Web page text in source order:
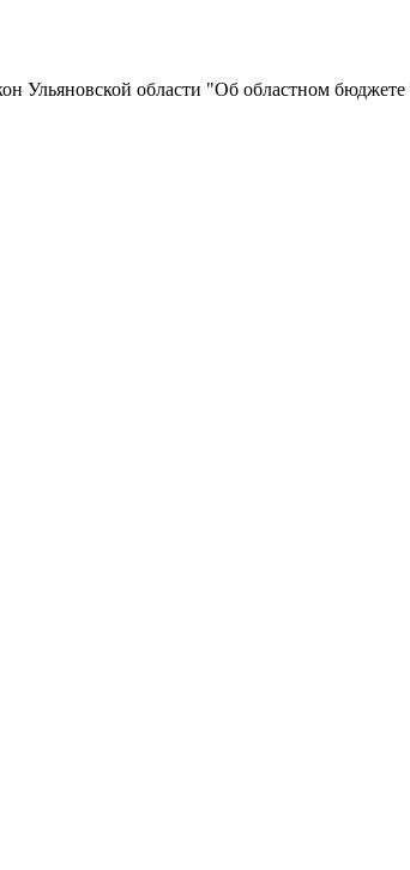
Ульяновской области "Об областном